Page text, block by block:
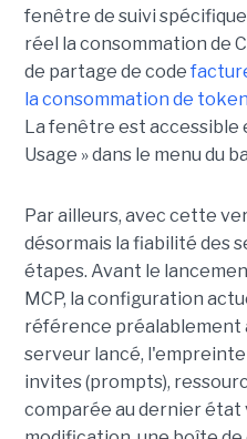
fenêtre de suivi
réel la consommation de
de partage de code
la consommation de
La fenêtre est accessible
Usage » dans le menu du
Par ailleurs, avec cette
désormais la fiabilité des
étapes. Avant le
MCP, la configuration
référence préalablement
serveur lancé,
invites (prompts),
comparée au dernier état